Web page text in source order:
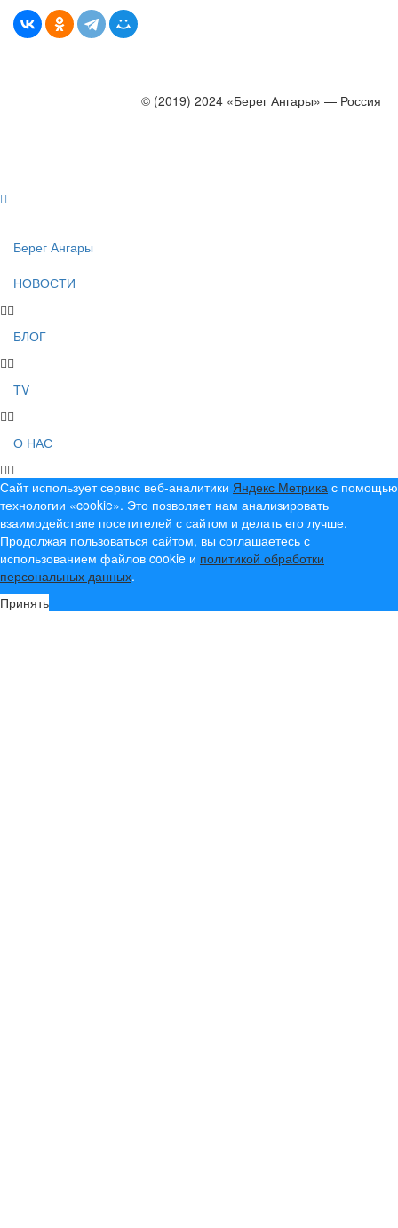
© (2019) 2024 «Берег Ангары» — Россия
Берег Ангары
НОВОСТИ
БЛОГ
TV
О НАС
Сайт использует сервис веб-аналитики Яндекс Метрика с помощью
технологии «cookie». Это позволяет нам анализировать
взаимодействие посетителей с сайтом и делать его лучше.
Продолжая пользоваться сайтом, вы соглашаетесь с
использованием файлов cookie и политикой обработки
персональных данных.
Принять